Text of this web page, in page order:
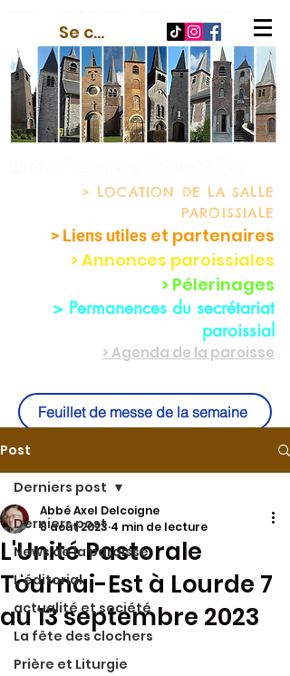
Se connecter
> LOCATION DE LA SALLE
PAROISSIALE
> Liens utiles et partenaires
> Annonces paroissiales
> Pélerinages
> Permanences du secrétariat
paroissial
> Agenda de la paroisse
Feuillet de messe de la semaine
Post
Derniers post
News de la paroisse
L'éditorial
actualité et société
La fête des clochers
Prière et Liturgie
Derniers post
L'Unité Pastorale
Tournai-Est à Lourde 7
au 13 septembre 2023
Abbé Axel Delcoigne
8 août 2023 4 min de lecture